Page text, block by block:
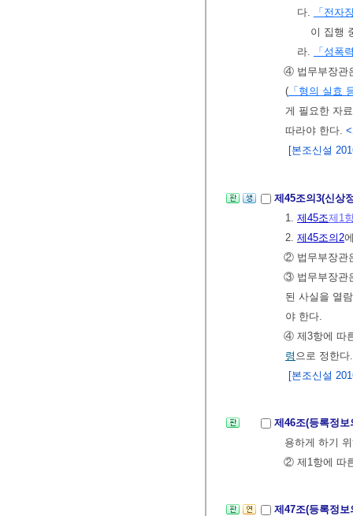
다.
「전자
이 집행
라.
「성폭
④ 법무부장관
( 「형의 실효
게 필요한 자
따라야 한다.
[본조신설
제45조의3(신상
1. 제45조제1
2. 제45조의2
② 법무부장관
③ 법무부장관
된 사실을 열
야 한다.
④ 제3항에 따
령 으로 정한다.
[본조신설
제46조(등록정
용하게 하기
② 제1항에 따
제47조(등록정